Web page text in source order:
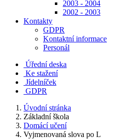
2003 - 2004
2002 - 2003
Kontakty
GDPR
Kontaktní informace
Personál
Úřední deska
Ke stažení
Jídelníček
GDPR
Úvodní stránka
Základní škola
Domácí učení
Vyjmenovaná slova po L